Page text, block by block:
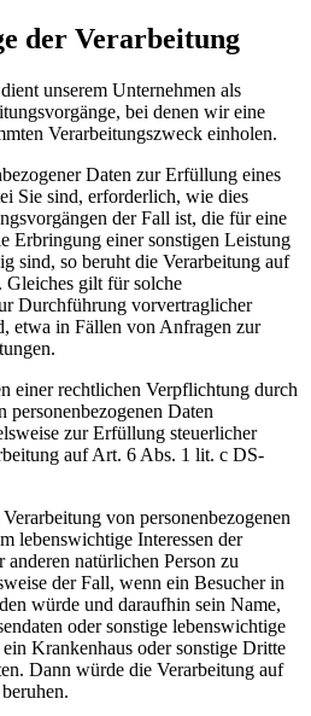
der Verarbeitung
unserem Unternehmen als
bei denen wir eine
Verarbeitungszweck einholen.
Daten zur Erfüllung eines
Sie sind, erforderlich, wie dies
der Fall ist, die für eine
Erbringung einer sonstigen Leistung
sind, so beruht die Verarbeitung auf
gilt für solche
Durchführung vorvertraglicher
etwa in Fällen von Anfragen zur
einer rechtlichen Verpflichtung durch
personenbezogenen Daten
zur Erfüllung steuerlicher
auf Art. 6 Abs. 1 lit. c DS-
von personenbezogenen
lebenswichtige Interessen der
natürlichen Person zu
der Fall, wenn ein Besucher in
würde und daraufhin sein Name,
oder sonstige lebenswichtige
Krankenhaus oder sonstige Dritte
Dann würde die Verarbeitung auf